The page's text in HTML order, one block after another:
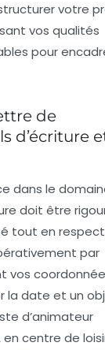
votre
vos qualités
pour
de
d’écriture
dans le
doit être
tout en
par
vos
la date et un
d’animateur
en centre de